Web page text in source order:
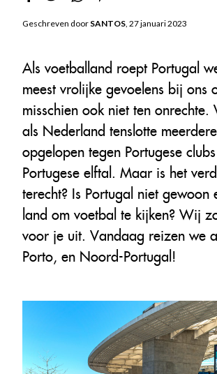
Geschreven door SANTOS, 27 januari 2023
Als voetballand roept Portugal
meest vrolijke gevoelens bij ons
misschien ook niet ten onrechte.
als Nederland tenslotte
opgelopen tegen Portugese
Portugese elftal. Maar is het
terecht? Is Portugal niet gewoon
land om voetbal te kijken? Wij
voor je uit. Vandaag reizen we
Porto, en Noord-Portugal!